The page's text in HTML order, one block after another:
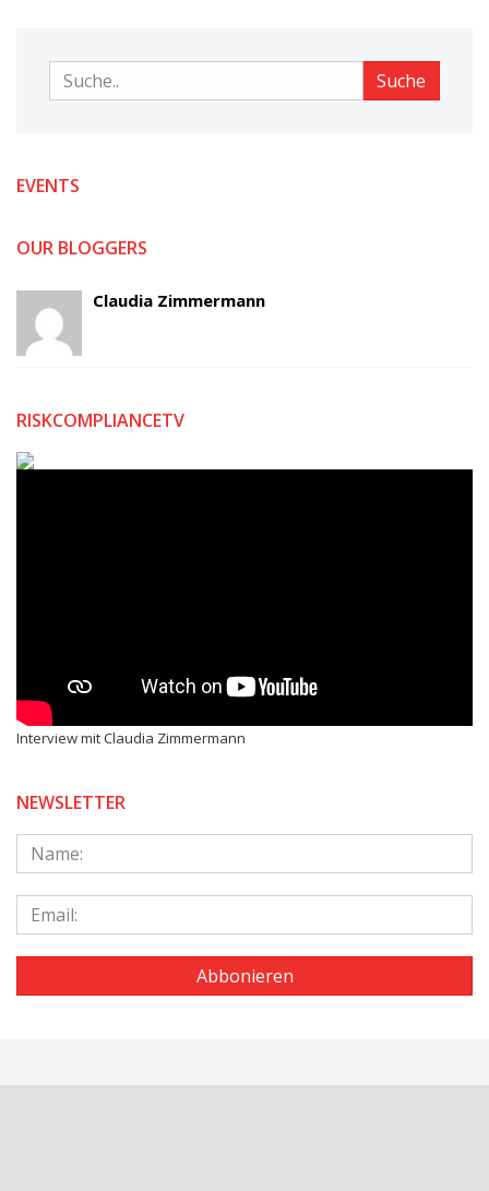
Suche Suche
EVENTS
OUR BLOGGERS
Claudia Zimmermann
RISKCOMPLIANCETV
Interview mit Claudia Zimmermann
NEWSLETTER